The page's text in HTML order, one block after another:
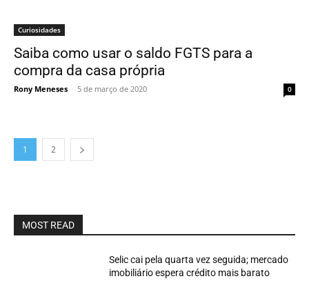
Curiosidades
Saiba como usar o saldo FGTS para a
compra da casa própria
Rony Meneses - 5 de março de 2020 0
1 2
MOST READ
Selic cai pela quarta vez seguida; mercado
imobiliário espera crédito mais barato